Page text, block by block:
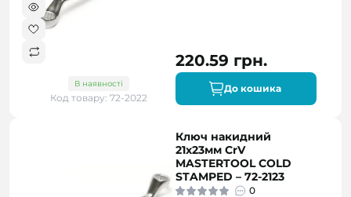
В наявності
Код товару: 72-2022
220.59 грн.
До кошика
Ключ накидний
21х23мм CrV
MASTERTOOL COLD
STAMPED – 72-2123
0